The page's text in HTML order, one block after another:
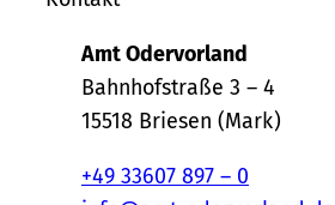
Amt Odervorland
Bahnhofstraße 3 – 4
15518 Briesen (Mark)
+49 33607 897 – 0